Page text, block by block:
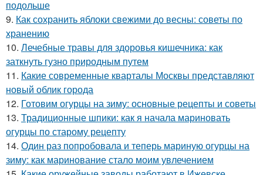
подольше
9. Как сохранить яблоки свежими до весны: советы по
хранению
10. Лечебные травы для здоровья кишечника: как
заткнуть гузно природным путем
11. Какие современные кварталы Москвы представляют
новый облик города
12. Готовим огурцы на зиму: основные рецепты и советы
13. Традиционные шпики: как я начала мариновать
огурцы по старому рецепту
14. Один раз попробовала и теперь мариную огурцы на
зиму: как маринование стало моим увлечением